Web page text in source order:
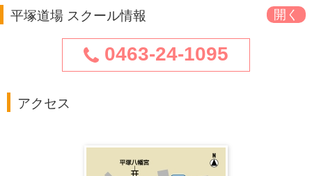
平塚道場 スクール情報
0463-24-1095
アクセス